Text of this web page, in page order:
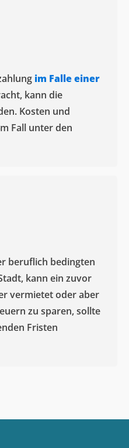
im Falle einer
kann die
Kosten und
Fall unter den
beruflich bedingten
kann ein zuvor
vermietet oder aber
zu sparen, sollte
Fristen